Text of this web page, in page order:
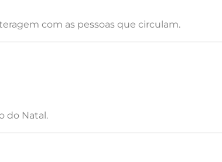
com as pessoas que circulam.
do Natal.